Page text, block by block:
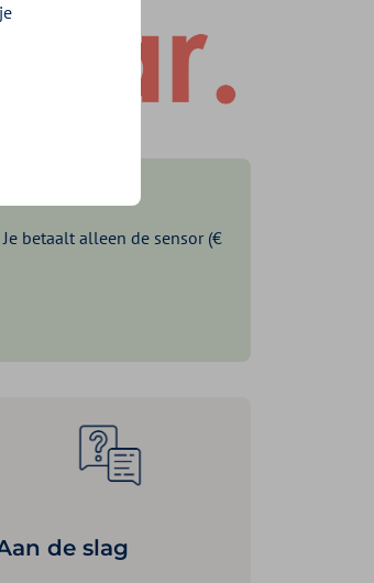
betaalt alleen de sensor (€
de slag